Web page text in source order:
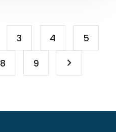
3 4
5
8 9